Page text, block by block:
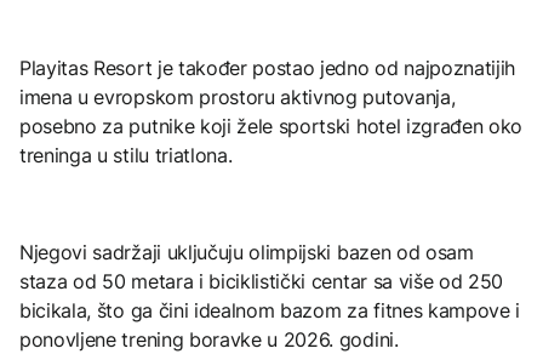
Playitas Resort je također postao jedno od najpoznatijih
imena u evropskom prostoru aktivnog putovanja,
posebno za putnike koji žele sportski hotel izgrađen oko
treninga u stilu triatlona.
Njegovi sadržaji uključuju olimpijski bazen od osam
staza od 50 metara i biciklistički centar sa više od 250
bicikala, što ga čini idealnom bazom za fitnes kampove i
ponovljene trening boravke u 2026. godini.